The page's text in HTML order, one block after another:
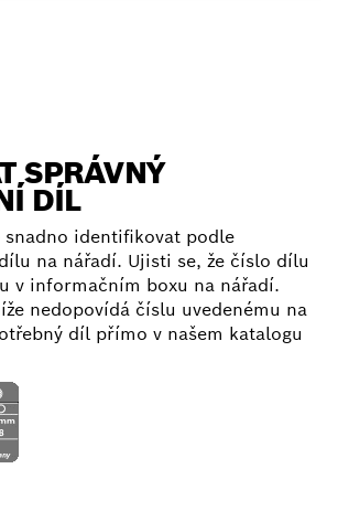
SPRÁVNÝ
DÍL
snadno identifikovat podle
na nářadí. Ujisti se, že číslo dílu
v informačním boxu na nářadí.
nedopovídá číslu uvedenému na
díl přímo v našem katalogu